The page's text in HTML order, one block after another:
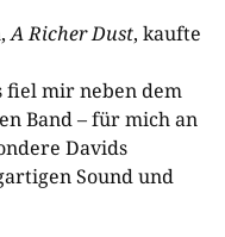
A Richer Dust, kaufte
fiel mir neben dem
Band – für mich an
Davids
Sound und